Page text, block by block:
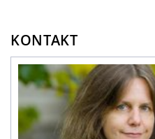
KONTAKT